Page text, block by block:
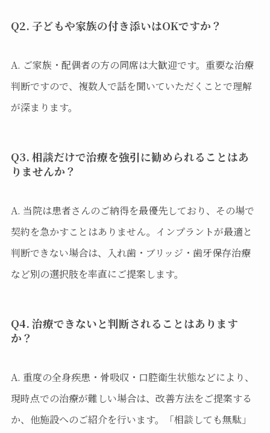
Q2. 子どもや家族の付き添いはOKですか？
A. ご家族・配偶者の方の同席は大歓迎です。重要な治療
判断ですので、複数人で話を聞いていただくことで理解
が深まります。
Q3. 相談だけで治療を強引に勧められることはあ
りませんか？
A. 当院は患者さんのご納得を最優先しており、その場で
契約を急かすことはありません。インプラントが最適と
判断できない場合は、入れ歯・ブリッジ・歯牙保存治療
など別の選択肢を率直にご提案します。
Q4. 治療できないと判断されることはあります
か？
A. 重度の全身疾患・骨吸収・口腔衛生状態などにより、
現時点での治療が難しい場合は、改善方法をご提案する
か、他施設へのご紹介を行います。「相談しても無駄」